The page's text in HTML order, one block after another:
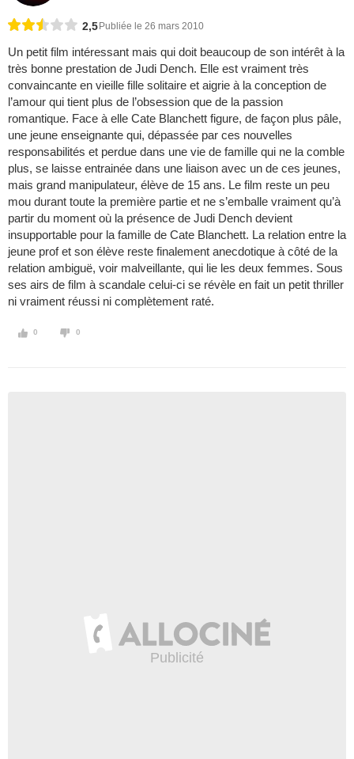
2,5 Publiée le 26 mars 2010
Un petit film intéressant mais qui doit beaucoup de son intérêt à la
très bonne prestation de Judi Dench. Elle est vraiment très
convaincante en vieille fille solitaire et aigrie à la conception de
l’amour qui tient plus de l’obsession que de la passion
romantique. Face à elle Cate Blanchett figure, de façon plus pâle,
une jeune enseignante qui, dépassée par ces nouvelles
responsabilités et perdue dans une vie de famille qui ne la comble
plus, se laisse entrainée dans une liaison avec un de ces jeunes,
mais grand manipulateur, élève de 15 ans. Le film reste un peu
mou durant toute la première partie et ne s’emballe vraiment qu’à
partir du moment où la présence de Judi Dench devient
insupportable pour la famille de Cate Blanchett. La relation entre la
jeune prof et son élève reste finalement anecdotique à côté de la
relation ambiguë, voir malveillante, qui lie les deux femmes. Sous
ses airs de film à scandale celui-ci se révèle en fait un petit thriller
ni vraiment réussi ni complètement raté.
0 0